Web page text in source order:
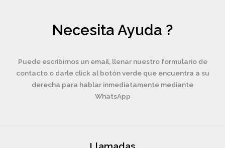
Necesita Ayuda ?
Puede escribirnos un email, llenar nuestro formulario de
contacto o darle click al botón verde que encuentra a su
derecha para hablar inmediatamente mediante
WhatsApp